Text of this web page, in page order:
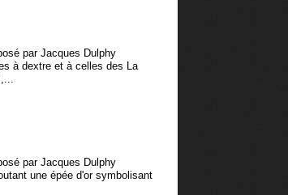
par Jacques Dulphy
à dextre et à celles des La
par Jacques Dulphy
une épée d'or symbolisant